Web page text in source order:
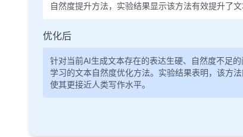
自然度提升方法，实验结果显示该方法有效提升了文
优化后
针对当前AI生成文本存在的表达生硬、自然度不足
学习的文本自然度优化方法。实验结果表明，该方
使其更接近人类写作水平。